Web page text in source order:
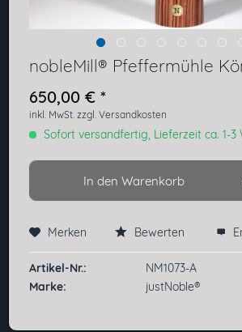
nobleMill® Pfeffermühle
650,00 € *
inkl. MwSt. zzgl. Versandkosten
Sofort versandfertig, Lieferzeit ca. 1-3
In den Warenkorb
Preis anfragen
Merken Bewerten
Artikel-Nr.:
NM1073-A
Marke:
justNoble®